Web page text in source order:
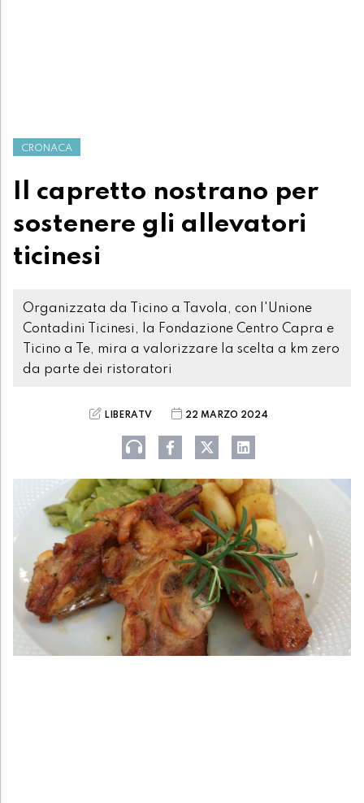
CRONACA
Il capretto nostrano per
sostenere gli allevatori
ticinesi
Organizzata da Ticino a Tavola, con l'Unione
Contadini Ticinesi, la Fondazione Centro Capra e
Ticino a Te, mira a valorizzare la scelta a km zero
da parte dei ristoratori
LIBERATV 22 MARZO 2024